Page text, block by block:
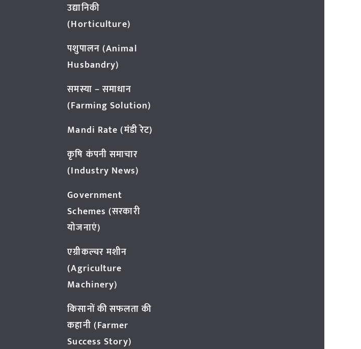
उद्यानिकी
(Horticulture)
पशुपालन (Animal
Husbandry)
समस्या – समाधान
(Farming Solution)
Mandi Rate (मंडी रेट)
कृषि कंपनी समाचार
(Industry News)
Government
Schemes (सरकारी
योजनाएं)
एग्रीकल्चर मशीन
(Agriculture
Machinery)
किसानों की सफलता की
कहानी (Farmer
Success Story)